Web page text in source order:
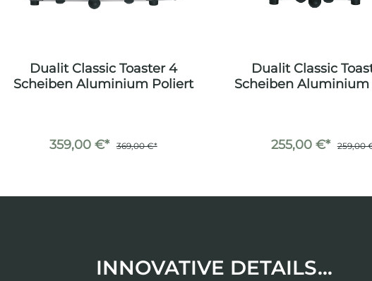
Dualit Classic Toaster 4
Scheiben Aluminium Poliert
359,00 €* 369,00 €*
Dualit Classic
Scheiben
255,00 €* 259,00
INNOVATIVE DETAILS...